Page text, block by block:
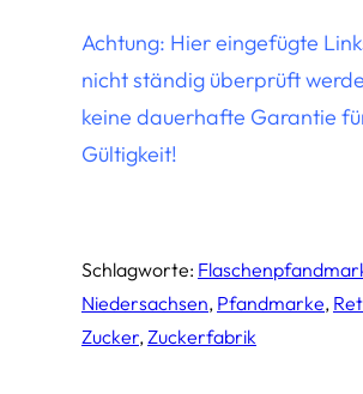
Achtung: Hier eingefügte
nicht ständig überprüft
keine dauerhafte Garantie
Gültigkeit!
Schlagworte:
Niedersachsen, Pfandmarke,
Zucker, Zuckerfabrik